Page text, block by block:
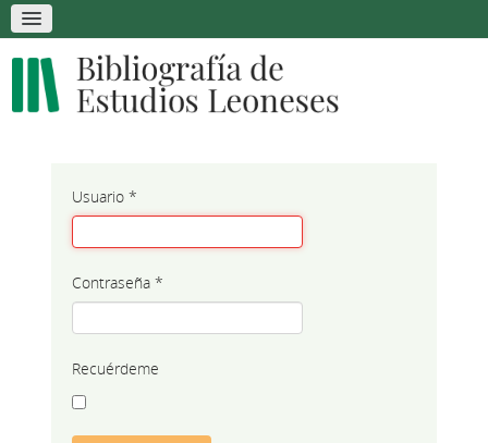
Usuario*
Contraseña*
Recuérdeme